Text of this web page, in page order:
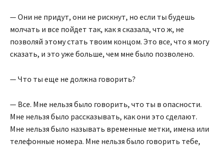
— Они не придут, они не рискнут, но если ты будешь
молчать и все пойдет так, как я сказала, что ж, не
позволяй этому стать твоим концом. Это все, что я могу
сказать, и это уже больше, чем мне было позволено.
— Что ты еще не должна говорить?
— Все. Мне нельзя было говорить, что ты в опасности.
Мне нельзя было рассказывать, как они это сделают.
Мне нельзя было называть временные метки, имена или
телефонные номера. Мне нельзя было говорить тебе,